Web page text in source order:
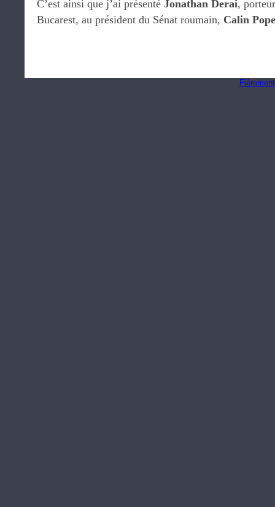
C’est ainsi que j’ai présenté Jonathan Derai,
Bucarest, au président du Sénat roumain, Calin